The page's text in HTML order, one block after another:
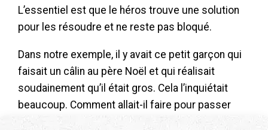
L’essentiel est que le héros trouve une solution
pour les résoudre et ne reste pas bloqué.
Dans notre exemple, il y avait ce petit garçon qui
faisait un câlin au père Noël et qui réalisait
soudainement qu’il était gros. Cela l’inquiétait
beaucoup. Comment allait-il faire pour passer